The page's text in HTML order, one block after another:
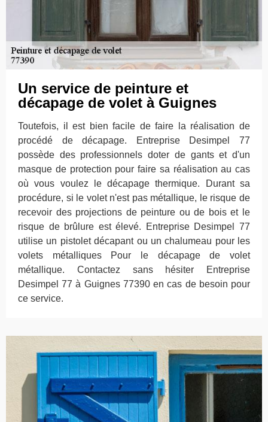
Un service de peinture et
décapage de volet à Guignes
Toutefois, il est bien facile de faire la réalisation de
procédé de décapage. Entreprise Desimpel 77
possède des professionnels doter de gants et d'un
masque de protection pour faire sa réalisation au cas
où vous voulez le décapage thermique. Durant sa
procédure, si le volet n'est pas métallique, le risque de
recevoir des projections de peinture ou de bois et le
risque de brûlure est élevé. Entreprise Desimpel 77
utilise un pistolet décapant ou un chalumeau pour les
volets métalliques Pour le décapage de volet
métallique. Contactez sans hésiter Entreprise
Desimpel 77 à Guignes 77390 en cas de besoin pour
ce service.